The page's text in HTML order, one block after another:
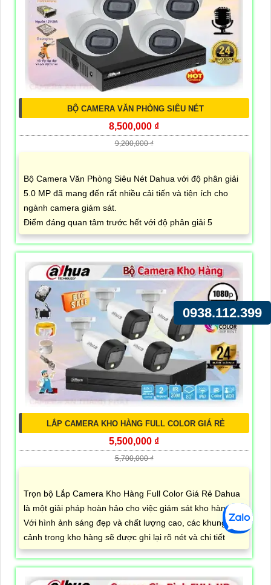
BỘ CAMERA VĂN PHÒNG SIÊU NÉT
8,500,000 ₫
9,200,000 ₫
Bộ Camera Văn Phòng Siêu Nét Dahua với độ phân giải
5.0 MP đã mang đến rất nhiều cải tiến và tiện ích cho
ngành camera giám sát.
Điểm đáng quan tâm trước hết với độ phân giải 5
LẮP CAMERA KHO HÀNG FULL COLOR GIÁ RẺ
5,500,000 ₫
5,700,000 ₫
Trọn bộ Lắp Camera Kho Hàng Full Color Giá Rẻ Dahua
là một giải pháp hoàn hảo cho việc giám sát kho hàng.
Với hình ảnh sáng đẹp và chất lượng cao, các khung
cảnh trong kho hàng sẽ được ghi lại rõ nét và chi tiết
0938.112.399